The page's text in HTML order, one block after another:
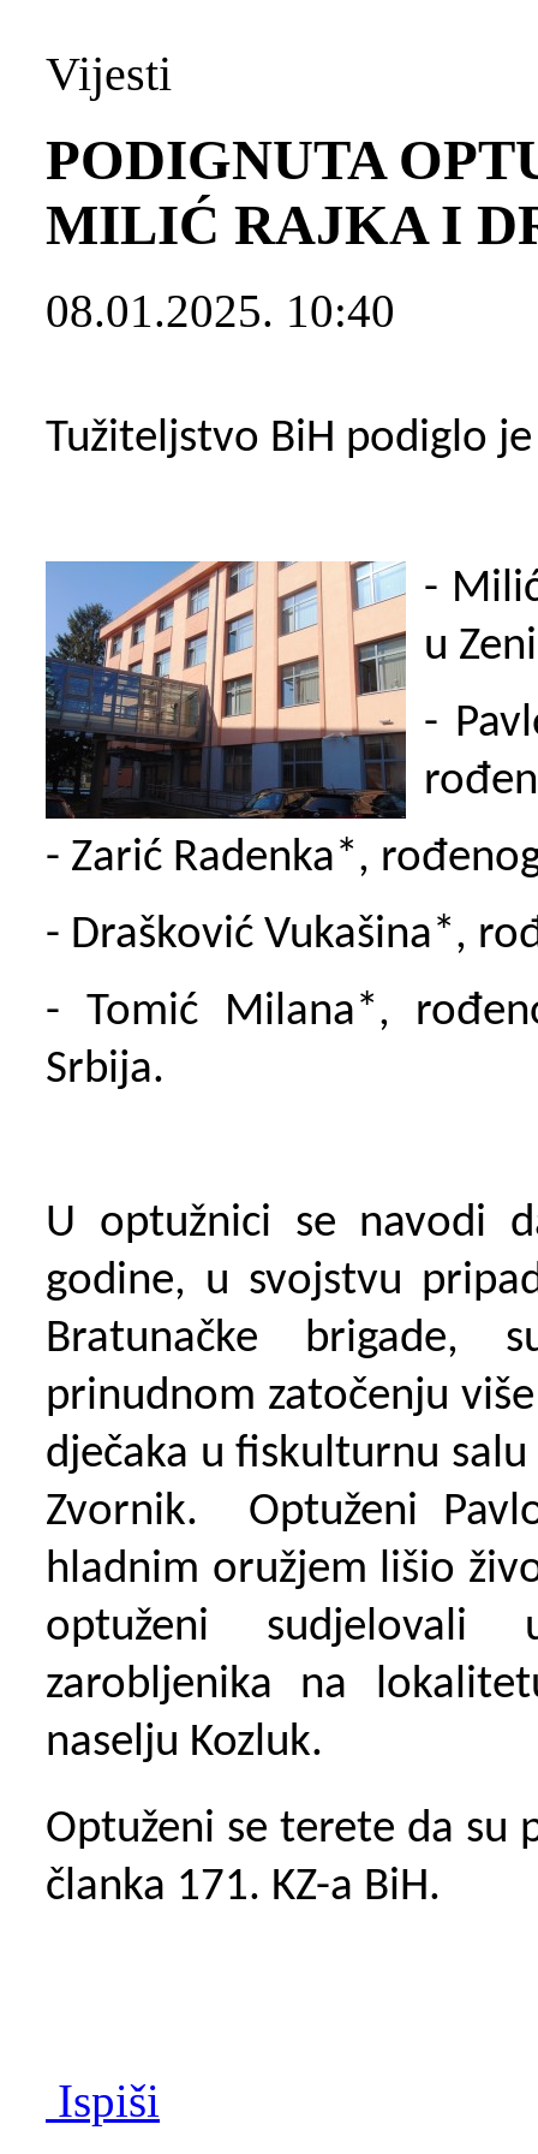
Vijesti
PODIGNUTA
MILIĆ RAJKA I
08.01.2025. 10:40
Tužiteljstvo BiH podiglo
-
u
-
- Zarić Radenka*,
- Drašković Vukašina*,
- Tomić Milana*,
Srbija.
U optužnici se navodi
godine, u svojstvu
Bratunačke brigade,
prinudnom zatočenju
dječaka u fiskulturnu salu
Zvornik. Optuženi
hladnim oružjem lišio
optuženi
zarobljenika na
naselju Kozluk.
Optuženi se terete da su
članka 171. KZ-a BiH.
Ispiši